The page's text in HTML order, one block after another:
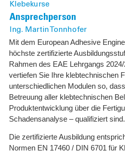
Mit dem European Adhesive
höchste zertifizierte
Rahmen des EAE Lehrgangs
vertiefen Sie Ihre klebtechnischen
unterschiedlichen Modulen so,
Betreuung aller klebtechnischen
Produktentwicklung über die
Schadensanalyse – qualifiziert sind.
Die zertifizierte Ausbildung
Normen EN 17460 / DIN 6701 für
Klebekurse
Ansprechperson
Ing. Martin Tonnhofer